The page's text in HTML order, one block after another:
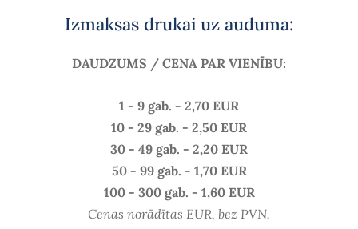
Izmaksas drukai uz auduma:
DAUDZUMS / CENA PAR VIENĪBU:
1 - 9 gab. - 2,70 EUR
10 - 29 gab. - 2,50 EUR
30 - 49 gab. - 2,20 EUR
50 - 99 gab. - 1,70 EUR
100 - 300 gab. - 1,60 EUR
Cenas norādītas EUR, bez PVN.